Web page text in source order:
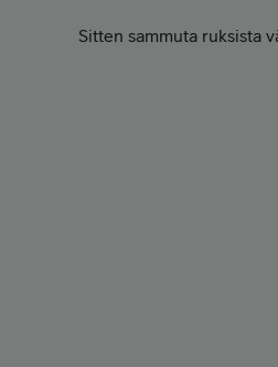
Sitten sammuta ruksista